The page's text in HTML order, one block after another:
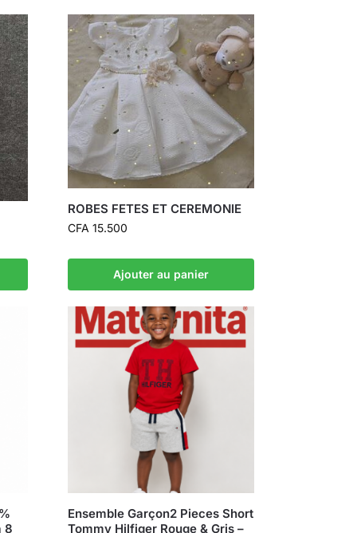
ROBES FETES ET CEREMONIE
CFA 15.500
Ajouter au panier
8
Ensemble Garçon2 Pieces Short
Tommy Hilfiger Rouge & Gris –